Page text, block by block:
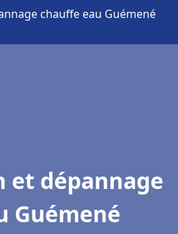
chauffe eau Guémené
dépannage
Guémené